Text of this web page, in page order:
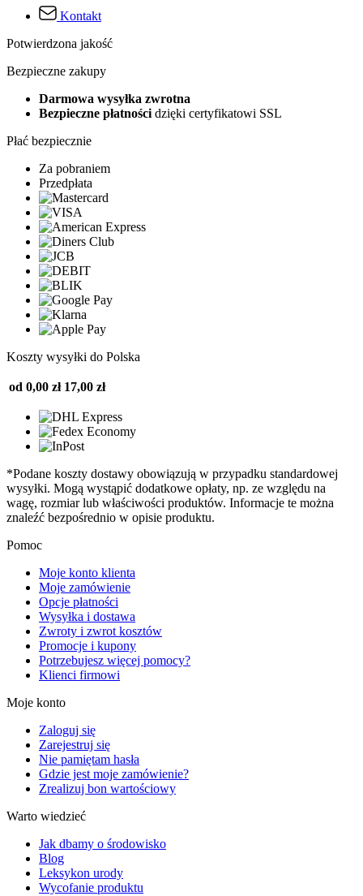
Kontakt
Potwierdzona jakość
Bezpieczne zakupy
Darmowa wysyłka zwrotna
Bezpieczne płatności dzięki certyfikatowi SSL
Płać bezpiecznie
Za pobraniem
Przedpłata
Koszty wysyłki do Polska
od 0,00 zł 17,00 zł
*Podane koszty dostawy obowiązują w przypadku standardowej
wysyłki. Mogą wystąpić dodatkowe opłaty, np. ze względu na
wagę, rozmiar lub właściwości produktów. Informacje te można
znaleźć bezpośrednio w opisie produktu.
Pomoc
Moje konto klienta
Moje zamówienie
Opcje płatności
Wysyłka i dostawa
Zwroty i zwrot kosztów
Promocje i kupony
Potrzebujesz więcej pomocy?
Klienci firmowi
Moje konto
Zaloguj się
Zarejestruj się
Nie pamiętam hasła
Gdzie jest moje zamówienie?
Zrealizuj bon wartościowy
Warto wiedzieć
Jak dbamy o środowisko
Blog
Leksykon urody
Wycofanie produktu